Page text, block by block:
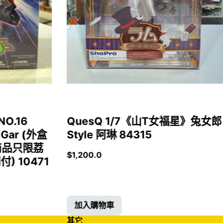
(外盒
只限荔
) 10471
QuesQ 1/7《山T女福星》兔女郎
Style 阿琳 84315
$1,200.0
加入購物車
其它